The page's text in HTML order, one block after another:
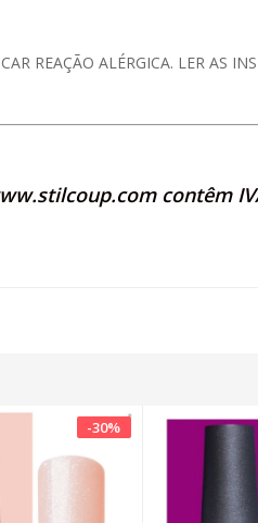
REAÇÃO ALÉRGICA. LER AS
contêm
-30%